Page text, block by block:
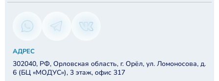
АДРЕС
302040, РФ, Орловская область, г. Орёл, ул. Ломоносова, д.
6 (БЦ «МОДУС»), 3 этаж, офис 317